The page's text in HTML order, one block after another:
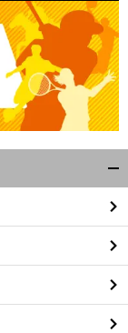
前
へ
閉
る